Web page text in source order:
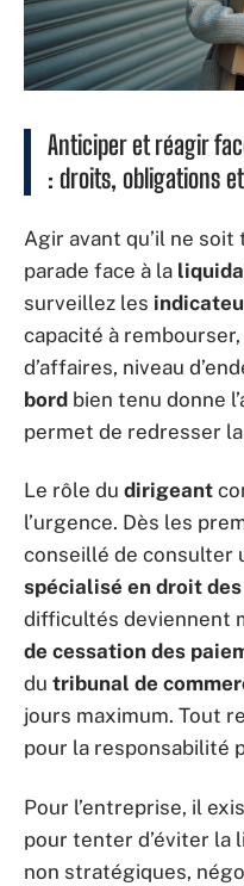
Anticiper et réagir
: droits, obligations
Agir avant qu’il ne
parade face à la
surveillez les
capacité à
d’affaires, niveau
bord bien tenu donne
permet de redresser
Le rôle du dirigeant
l’urgence. Dès les
conseillé de consulter
spécialisé en droit
difficultés deviennent
de cessation des
du tribunal de
jours maximum. Tout
pour la responsabilité
Pour l’entreprise, il
pour tenter d’éviter la
non stratégiques,